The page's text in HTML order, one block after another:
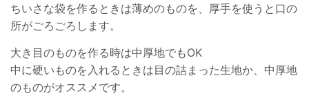
ちいさな袋を作るときは薄めのものを、厚手を使うと口の
所がごろごろします。
大き目のものを作る時は中厚地でもOK
中に硬いものを入れるときは目の詰まった生地か、中厚地
のものがオススメです。